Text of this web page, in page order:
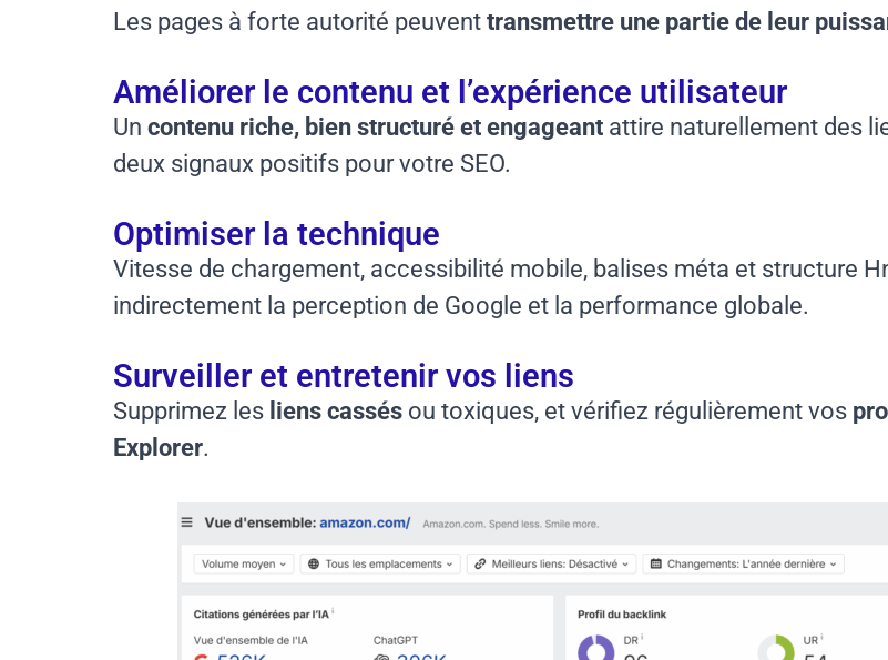
Les pages à forte autorité peuvent transmettre une partie de leur
Améliorer le contenu et l’expérience utilisateur
Un contenu riche, bien structuré et engageant attire naturellement des
deux signaux positifs pour votre SEO.
Optimiser la technique
Vitesse de chargement, accessibilité mobile, balises méta et structure
indirectement la perception de Google et la performance globale.
Surveiller et entretenir vos liens
Supprimez les liens cassés ou toxiques, et vérifiez régulièrement vos
Explorer.